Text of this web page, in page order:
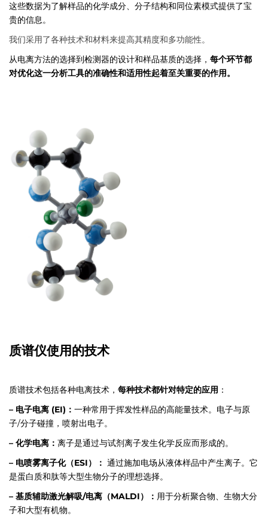
这些数据为了解样品的化学成分、分子结构和同位素模式提供了宝
贵的信息。
我们采用了各种技术和材料来提高其精度和多功能性。
从电离方法的选择到检测器的设计和样品基质的选择， 每个环节都
对优化这一分析工具的准确性和适用性起着至关重要的作用。
质谱仪使用的技术
质谱技术包括各种电离技术， 每种技术都针对特定的应用 ：
– 电子电离 (EI)： 一种常用于挥发性样品的高能量技术。电子与原
子/分子碰撞，喷射出电子。
– 化学电离： 离子是通过与试剂离子发生化学反应而形成的。
– 电喷雾离子化（ESI）： 通过施加电场从液体样品中产生离子。它
是蛋白质和肽等大型生物分子的理想选择。
– 基质辅助激光解吸/电离（MALDI）： 用于分析聚合物、生物大分
子和大型有机物。